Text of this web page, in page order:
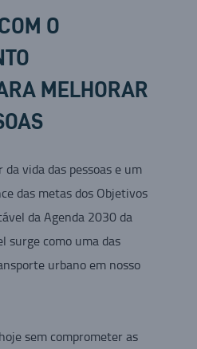
O
MELHORAR
vida das pessoas e um
das metas dos Objetivos
da Agenda 2030 da
surge como uma das
urbano em nosso
sem comprometer as